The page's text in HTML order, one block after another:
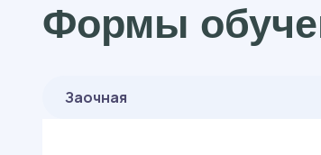
Формы
Заочная